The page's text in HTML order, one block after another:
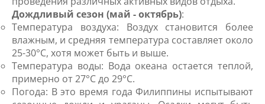
Дождливый сезон (май - октябрь):
Температура воздуха: Воздух становится более
влажным, и средняя температура составляет около
25-30°C, хотя может быть и выше.
Температура воды: Вода океана остается теплой,
примерно от 27°C до 29°C.
Погода: В это время года Филиппины испытывают